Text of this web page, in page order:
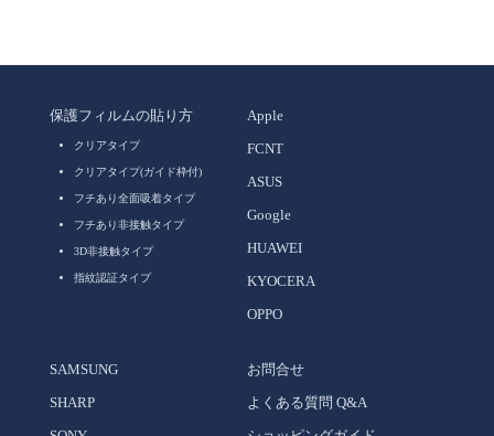
保護フィルムの貼り方
クリアタイプ
クリアタイプ(ガイド枠付)
フチあり全面吸着タイプ
フチあり非接触タイプ
3D非接触タイプ
指紋認証タイプ
Apple
FCNT
ASUS
Google
HUAWEI
KYOCERA
OPPO
SAMSUNG
SHARP
お問合せ
よくある質問 Q&A